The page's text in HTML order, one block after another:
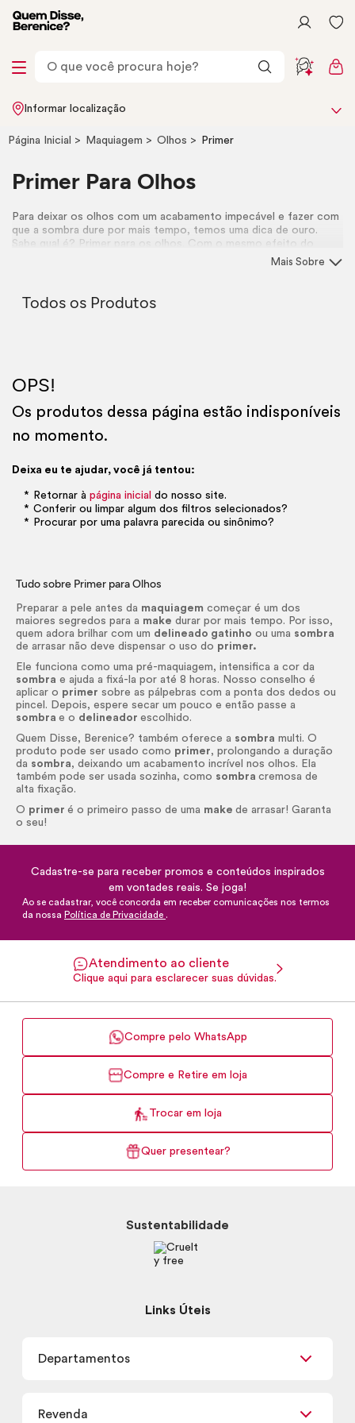
Informar localização
Página Inicial Maquiagem Olhos Primer
Primer Para Olhos
Para deixar os olhos com um acabamento impecável e fazer com
que a sombra dure por mais tempo, temos uma dica de ouro.
Sabe qual é? Primer para os olhos. Com o mesmo efeito do
facial, ele fixa a maquiagem e faz com que ela dure por
Mais Sobre
Todos os Produtos
OPS!
Os produtos dessa página estão indisponíveis
no momento.
Deixa eu te ajudar, você já tentou:
Retornar àpágina inicial do nosso site.
Conferir ou limpar algum dos filtros selecionados?
Procurar por uma palavra parecida ou sinônimo?
Tudo sobre Primer para Olhos
Preparar a pele antes da maquiagem começar é um dos
maiores segredos para a make durar por mais tempo. Por isso,
quem adora brilhar com um delineado gatinho ou uma sombra
de arrasar não deve dispensar o uso do primer.
Ele funciona como uma pré-maquiagem, intensifica a cor da
sombra e ajuda a fixá-la por até 8 horas. Nosso conselho é
aplicar o primer sobre as pálpebras com a ponta dos dedos ou
pincel. Depois, espere secar um pouco e então passe a
sombrae o delineadorescolhido.
Quem Disse, Berenice? também oferece a sombra multi. O
produto pode ser usado como primer, prolongando a duração
da sombra, deixando um acabamento incrível nos olhos. Ela
também pode ser usada sozinha, como sombracremosa de
alta fixação.
O primer é o primeiro passo de uma make de arrasar! Garanta
o seu!
Cadastre-se para receber promos e conteúdos inspirados
em vontades reais. Se joga!
Ao se cadastrar, você concorda em receber comunicações nos termos
da nossa Política de Privacidade .
Atendimento ao cliente
Clique aqui para esclarecer suas dúvidas.
Compre pelo WhatsApp
Compre e Retire em loja
Trocar em loja
Quer presentear?
Sustentabilidade
Links Úteis
Departamentos
Skincare
Revenda